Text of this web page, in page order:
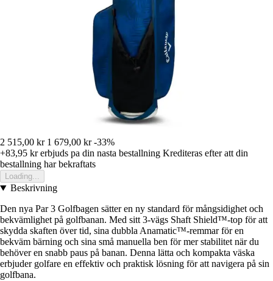
2 515,00 kr 1 679,00 kr -33%
+83,95 krerbjuds pa din nasta bestallning Krediteras efter att din
bestallning har bekraftats
Loading...
Beskrivning
Den nya Par 3 Golfbagen sätter en ny standard för mångsidighet och
bekvämlighet på golfbanan. Med sitt 3-vägs Shaft Shield™-top för att
skydda skaften över tid, sina dubbla Anamatic™-remmar för en
bekväm bärning och sina små manuella ben för mer stabilitet när du
behöver en snabb paus på banan. Denna lätta och kompakta väska
erbjuder golfare en effektiv och praktisk lösning för att navigera på sin
golfbana.